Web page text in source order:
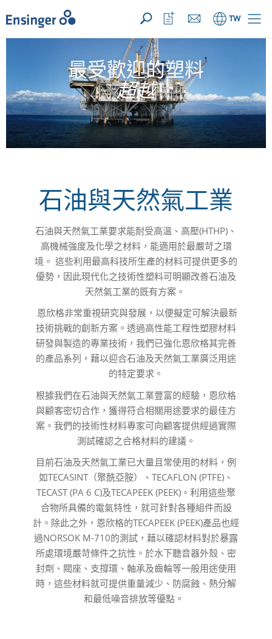
您的詢價 ({{productCount}} 產品) 開啟
首
頁
TW
開
啟
收
藏
清
單
最受歡迎的塑料
超越
石油與天然氣工業
石油與天然氣工業要求能耐受高溫、高壓(HTHP)、
高機械強度及化學之材料，能適用於最嚴苛之環
境。 這些利用最高科技所生產的材料可提供更多的
優勢，因此現代化之技術性塑料可明顯改善石油及
天然氣工業的既有方案。
恩欣格非常重視研究與發展，以便擬定可解決最新
技術挑戰的創新方案。透過高性能工程性塑膠材料
研發與製造的專業技術，我們已強化恩欣格其完善
的產品系列，藉以迎合石油及天然氣工業廣泛用途
的特定要求。
根據我們在石油與天然氣工業豐富的經驗，恩欣格
與顧客密切合作，獲得符合相關用途要求的最佳方
案。我們的技術性材料專家可向顧客提供經過實際
測試確認之合格材料的建議。
目前石油及天然氣工業已大量且常使用的材料，例
如TECASINT（聚酰亞胺）、TECAFLON (PTFE)、
TECAST (PA 6 C)及TECAPEEK (PEEK)。利用這些聚
合物所具備的電氣特性，就可針對各種組件而設
計。除此之外，恩欣格的TECAPEEK (PEEK)產品也經
過NORSOK M-710的測試，藉以確認材料對於暴露
所處環境嚴苛條件之抗性。於水下聽音器外殼、密
封劑、閥座、支撐環、軸承及齒輪等一般用途使用
時，這些材料就可提供重量減少、防腐蝕、熱分解
和最低噪音排放等優點。